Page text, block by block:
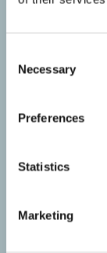
Selection
Necessary
Preferences
Statistics
MarketingImpari